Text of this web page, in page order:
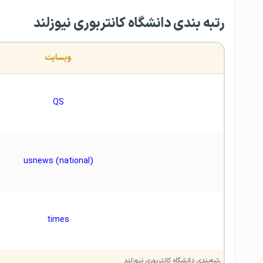
رتبه بندی دانشگاه کانتربوری نیوزلند
وبسايت
QS
usnews (national)
times
رتبه‌بندی دانشگاه کانتربوری نیوزلند